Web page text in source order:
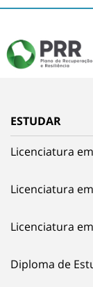
ESTUDAR
Licenciatura
Licenciatura
Licenciatura
Diploma de